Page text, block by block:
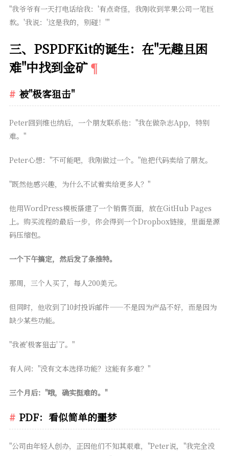
"我爷爷有一天打电话给我：'有点奇怪，我刚收到苹果公司一笔巨
款。'我说：'这是我的，别碰！'"
三、PSPDFKit的诞生：在"无趣且困
难"中找到金矿
被"极客狙击"
Peter回到维也纳后，一个朋友联系他："我在做杂志App，特别
难。"
Peter心想："不可能吧，我刚做过一个。"他把代码卖给了朋友。
"既然他感兴趣，为什么不试着卖给更多人？"
他用WordPress模板搭建了一个销售页面，放在GitHub Pages
上。购买流程的最后一步，你会得到一个Dropbox链接，里面是源
码压缩包。
一个下午搞定，然后发了条推特。
那周，三个人买了，每人200美元。
但同时，他收到了10封投诉邮件——不是因为产品不好，而是因为
缺少某些功能。
"我被'极客狙击'了。"
有人问："没有文本选择功能？这能有多难？"
三个月后："哦，确实挺难的。"
PDF：看似简单的噩梦
"公司由年轻人创办，正因他们不知其艰难，"Peter说，"我完全没